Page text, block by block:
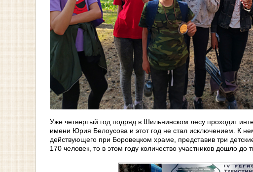
Уже четвертый год подряд в Шильнинском лесу проходит
имени Юрия Белоусова и этот год не стал исключением. К
действующего при Боровецком храме, представив три
170 человек, то в этом году количество участников дошло до